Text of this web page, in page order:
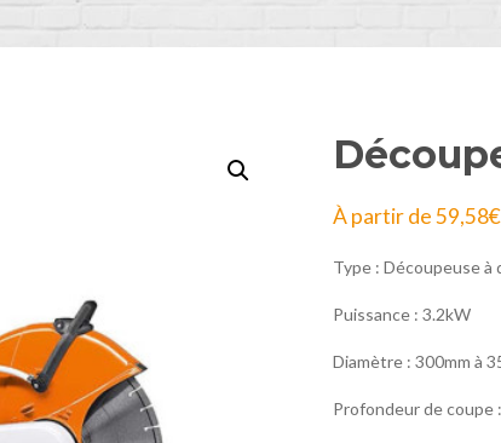
À partir de59,58€
Type : Découpeuse à
Puissance : 3.2kW
Diamètre : 300mm à
Profondeur de coupe